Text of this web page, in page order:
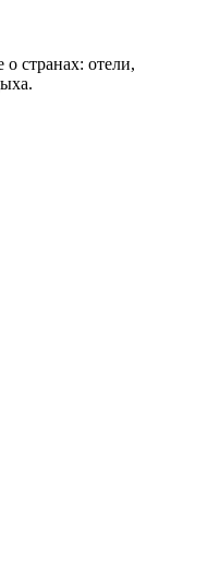
странах: отели,